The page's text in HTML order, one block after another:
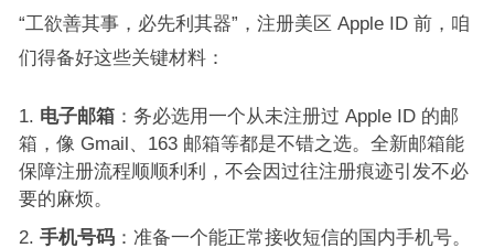
“工欲善其事，必先利其器”，注册美区 Apple ID 前，咱
们得备好这些关键材料：
电子邮箱：务必选用一个从未注册过 Apple ID 的邮
箱，像 Gmail、163 邮箱等都是不错之选。全新邮箱能
保障注册流程顺顺利利，不会因过往注册痕迹引发不必
要的麻烦。
手机号码：准备一个能正常接收短信的国内手机号。